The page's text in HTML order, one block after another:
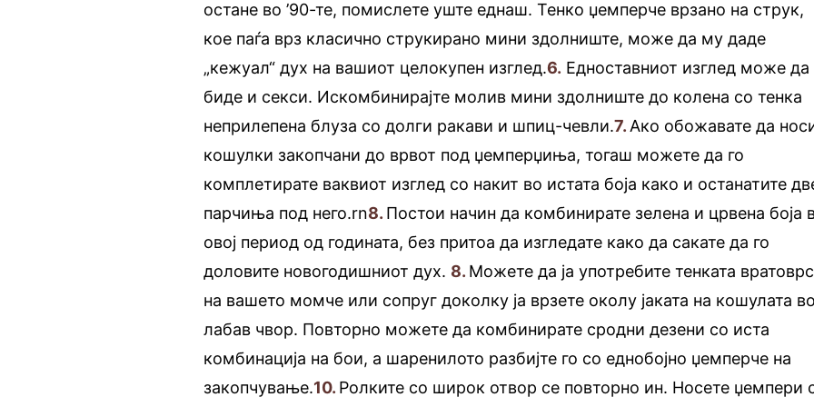
остане во ’90-те, помислете уште еднаш. Тенко џемперче врзано на струк,
кое паѓа врз класичнo струкиранo мини здолниште, може да му даде
„кежуал“ дух на вашиот целокупен изглед.6. Едноставниот изглед може да
биде и секси. Искомбинирајте молив мини здолниште до колена со тенка
неприлепена блуза со долги ракави и шпиц-чевли.7.Ако обожавате да
кошулки закопчани до врвот под џемперџиња, тогаш можете да го
комплетирате ваквиот изглед со накит во истата боја како и останатите
парчиња под него.rn8. Постои начин да комбинирате зелена и црвена боја
овој период од годината, без притоа да изгледате како да сакате да го
доловите новогодишниот дух. 8. Можете да ја употребите тенката
на вашето момче или сопруг доколку ја врзете околу јаката на кошулата во
лабав чвор. Повторно можете да комбинирате сродни дезени со иста
комбинација на бои, а шаренилото разбијте го со еднобојно џемперче на
закопчување.10. Ролките со широк отвор се повторно ин. Носете џемпери